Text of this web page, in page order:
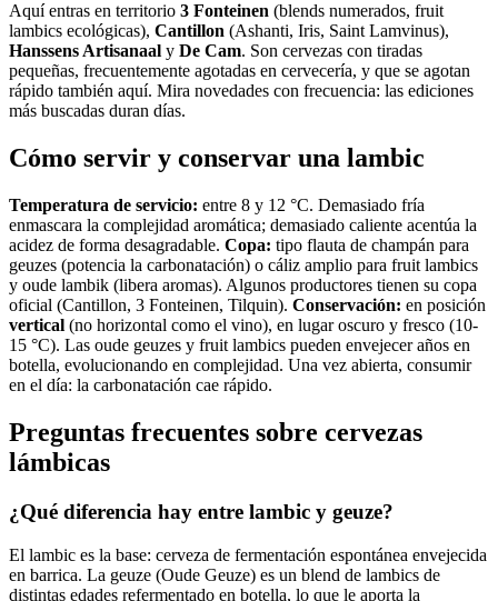
Aquí entras en territorio 3 Fonteinen (blends numerados, fruit
lambics ecológicas), Cantillon (Ashanti, Iris, Saint Lamvinus),
Hanssens Artisanaal y De Cam. Son cervezas con tiradas
pequeñas, frecuentemente agotadas en cervecería, y que se agotan
rápido también aquí. Mira novedades con frecuencia: las ediciones
más buscadas duran días.
Cómo servir y conservar una lambic
Temperatura de servicio: entre 8 y 12 °C. Demasiado fría
enmascara la complejidad aromática; demasiado caliente acentúa la
acidez de forma desagradable. Copa: tipo flauta de champán para
geuzes (potencia la carbonatación) o cáliz amplio para fruit lambics
y oude lambik (libera aromas). Algunos productores tienen su copa
oficial (Cantillon, 3 Fonteinen, Tilquin). Conservación: en posición
vertical (no horizontal como el vino), en lugar oscuro y fresco (10-
15 °C). Las oude geuzes y fruit lambics pueden envejecer años en
botella, evolucionando en complejidad. Una vez abierta, consumir
en el día: la carbonatación cae rápido.
Preguntas frecuentes sobre cervezas
lámbicas
¿Qué diferencia hay entre lambic y geuze?
El lambic es la base: cerveza de fermentación espontánea envejecida
en barrica. La geuze (Oude Geuze) es un blend de lambics de
distintas edades refermentado en botella, lo que le aporta la